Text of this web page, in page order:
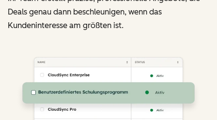
Deals genau dann beschleunigen, wenn das
Kundeninteresse am größten ist.